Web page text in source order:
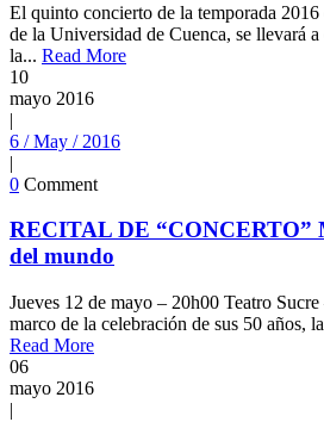
El quinto concierto de la temporada
de la Universidad de Cuenca, se llevará a
la... Read More
10
mayo 2016
|
6 / May / 2016
|
0 Comment
RECITAL DE “CONCERTO”
del mundo
Jueves 12 de mayo – 20h00 Teatro
marco de la celebración de sus 50 años,
Read More
06
mayo 2016
|